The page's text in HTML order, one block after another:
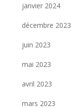
janvier 2024
décembre 2023
juin 2023
mai 2023
avril 2023
mars 2023